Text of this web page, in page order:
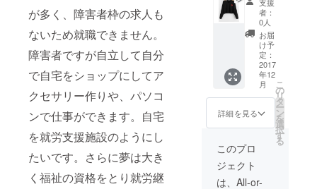
が多く、障害者枠の求人も
ないため就職できません。
障害者ですが自立して自分
で自宅をショップにしてア
クセサリー作りや、パソコ
ンで仕事ができます。自宅
を就労支援施設のようにし
たいです。さらに夢は大き
く福祉の資格をとり就労継
リジナ
ルアク
セサ
リーア
イテム
３個プ
レゼン
ト。※画
像はサ
ンプル
お送り
ネック
レスと
の気持
ちを込
めたサ
ンクス
メール
（自分
が撮っ
た地元
のベス
ト
ショッ
写真を
添付）
と
13000
支援
者：
0人
お届
け予
定：
2017
年12
月
詳細を見る
こ
の
リ
タ
ー
ン
を
選
択
す
る
このプロ
ジェクト
は、All-or-